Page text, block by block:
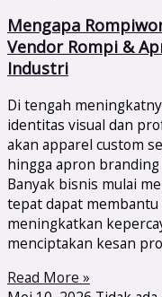
Mengapa
Vendor Rompi &
Industri
Di tengah
identitas visual dan
akan apparel custom
hingga apron
Banyak bisnis mulai
tepat dapat
meningkatkan
menciptakan kesan
Read More »